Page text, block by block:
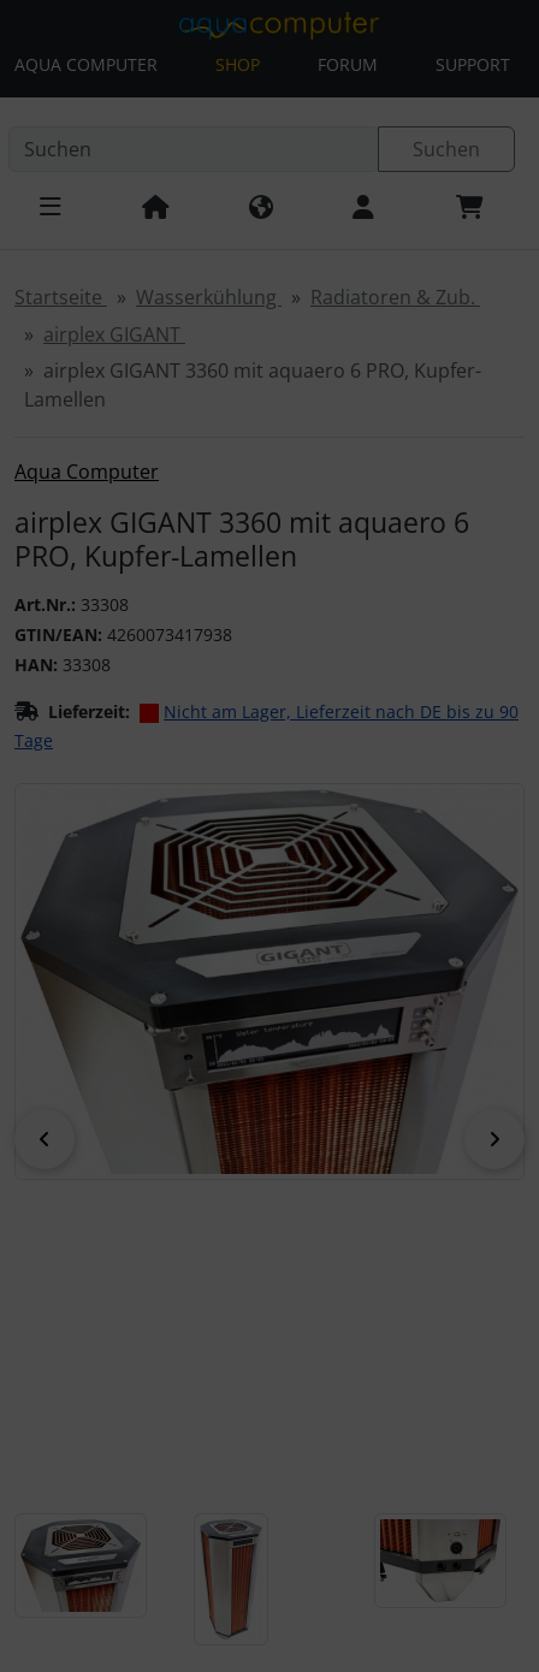
AQUA COMPUTER SHOP FORUM SUPPORT
Springe zum Inhalt
Suchen
Startseite Wasserkühlung
Radiatoren & Zub.
airplex GIGANT
airplex GIGANT 3360 mit aquaero 6 PRO, Kupfer-
Lamellen
Aqua Computer
airplex GIGANT 3360 mit aquaero 6
PRO, Kupfer-Lamellen
Art.Nr.: 33308
GTIN/EAN: 4260073417938
HAN: 33308
Lieferzeit:
Nicht am Lager, Lieferzeit nach DE bis zu 90
Tage
Wenn mehr als ein Produktbild existiert, können Sie die